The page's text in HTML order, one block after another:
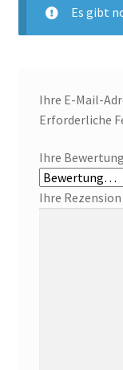
Es gibt
Ihre E-Mail-
Erforderliche
Ihre Bewertung
Ihre Rezension